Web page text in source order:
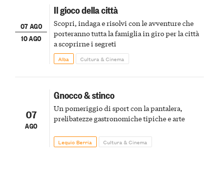
07 AGO
10 AGO
Il gioco della città
Scopri, indaga e risolvi con le avventure che
porteranno tutta la famiglia in giro per la città
a scoprirne i segreti
Alba Cultura & Cinema
07
AGO
Gnocco & stinco
Un pomeriggio di sport con la pantalera,
prelibatezze gastronomiche tipiche e arte
Lequio Berria Cultura & Cinema